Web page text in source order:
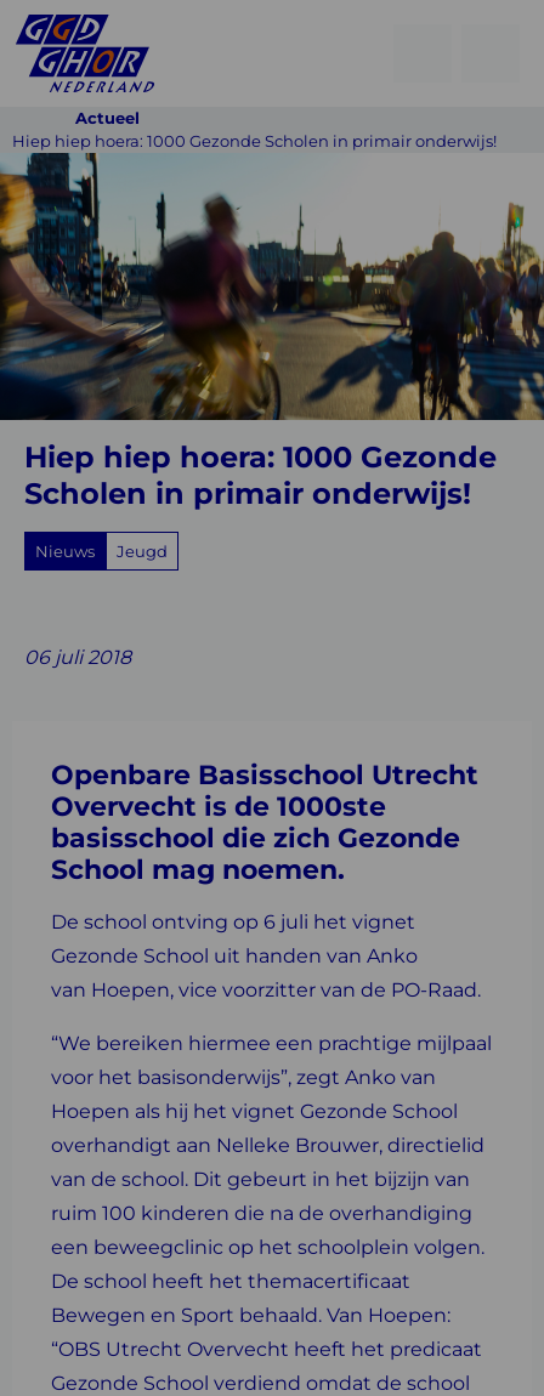
Actueel
Hiep hiep hoera: 1000 Gezonde Scholen in primair onderwijs!
Hiep
hiep
hoera:
1000
Gezonde
Scholen
in
primair
onderwijs!
Hiep hiep hoera: 1000 Gezonde
Scholen in primair onderwijs!
Nieuws Jeugd
on on on
06 juli 2018
Openbare Basisschool Utrecht
Overvecht is de 1000ste
basisschool die zich Gezonde
School mag noemen.
De school ontving op 6 juli het vignet
Gezonde School uit handen van Anko
van Hoepen, vice voorzitter van de PO-Raad.
“We bereiken hiermee een prachtige mijlpaal
voor het basisonderwijs”, zegt Anko van
Hoepen als hij het vignet Gezonde School
overhandigt aan Nelleke Brouwer, directielid
van de school. Dit gebeurt in het bijzijn van
ruim 100 kinderen die na de overhandiging
een beweegclinic op het schoolplein volgen.
De school heeft het themacertificaat
Bewegen en Sport behaald. Van Hoepen:
“OBS Utrecht Overvecht heeft het predicaat
Gezonde School verdiend omdat de school